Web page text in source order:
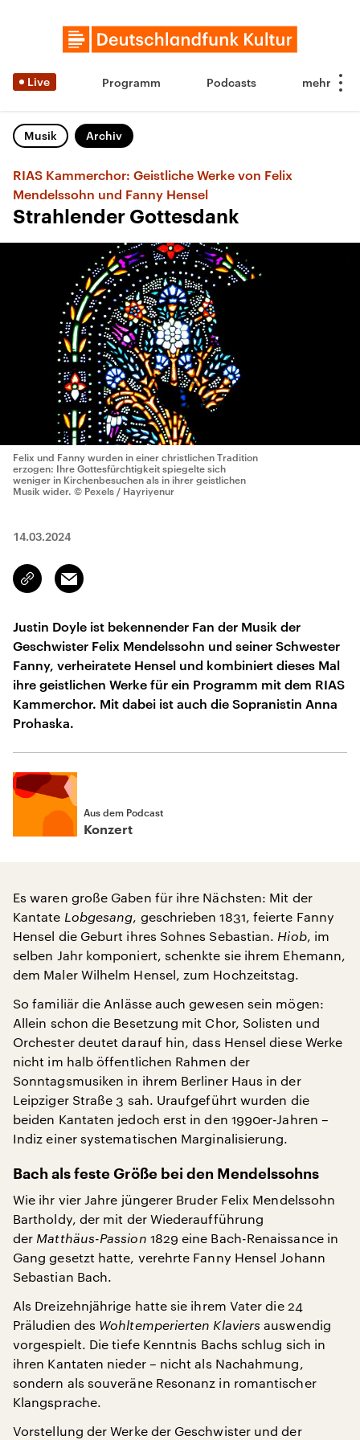
Live Programm Podcasts
Musik Archiv
RIAS Kammerchor: Geistliche Werke von Felix
Mendelssohn und Fanny Hensel
Strahlender Gottesdank
Felix und Fanny wurden in einer christlichen Tradition
erzogen: Ihre Gottesfürchtigkeit spiegelte sich
weniger in Kirchenbesuchen als in ihrer geistlichen
Musik wider. © Pexels / Hayriyenur
14.03.2024
Link
kopieren/teilen
Email
Justin Doyle ist bekennender Fan der Musik der
Geschwister Felix Mendelssohn und seiner Schwester
Fanny, verheiratete Hensel und kombiniert dieses Mal
ihre geistlichen Werke für ein Programm mit dem RIAS
Kammerchor. Mit dabei ist auch die Sopranistin Anna
Prohaska.
Aus dem Podcast
Konzert
Es waren große Gaben für ihre Nächsten: Mit der
Kantate Lobgesang, geschrieben 1831, feierte Fanny
Hensel die Geburt ihres Sohnes Sebastian. Hiob, im
selben Jahr komponiert, schenkte sie ihrem Ehemann,
dem Maler Wilhelm Hensel, zum Hochzeitstag.
So familiär die Anlässe auch gewesen sein mögen:
Allein schon die Besetzung mit Chor, Solisten und
Orchester deutet darauf hin, dass Hensel diese Werke
nicht im halb öffentlichen Rahmen der
Sonntagsmusiken in ihrem Berliner Haus in der
Leipziger Straße 3 sah. Uraufgeführt wurden die
beiden Kantaten jedoch erst in den 1990er-Jahren –
Indiz einer systematischen Marginalisierung.
Bach als feste Größe bei den Mendelssohns
Wie ihr vier Jahre jüngerer Bruder Felix Mendelssohn
Bartholdy, der mit der Wiederaufführung
der Matthäus-Passion 1829 eine Bach-Renaissance in
Gang gesetzt hatte, verehrte Fanny Hensel Johann
Sebastian Bach.
Als Dreizehnjährige hatte sie ihrem Vater die 24
Präludien des Wohltemperierten Klaviers auswendig
vorgespielt. Die tiefe Kenntnis Bachs schlug sich in
ihren Kantaten nieder – nicht als Nachahmung,
sondern als souveräne Resonanz in romantischer
Klangsprache.
Vorstellung der Werke der Geschwister und der